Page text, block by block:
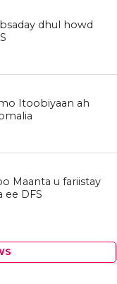
dhul howd
Itoobiyaan ah
Maanta u fariistay
ee DFS